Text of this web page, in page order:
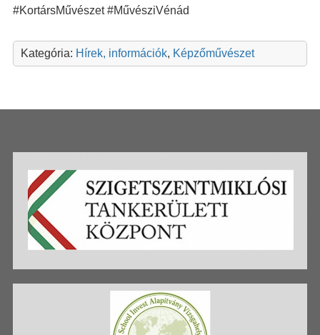
#KortársMűvészet #MűvésziVénád
Kategória: Hírek, információk, Képzőművészet